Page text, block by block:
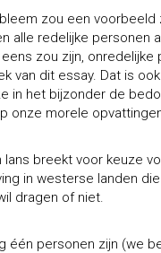
zou een voorbeeld
alle redelijke personen
zou zijn, onredelijke
van dit essay. Dat is
in het bijzonder de
onze morele
breekt voor keuze
in westerse landen
dragen of niet.
personen zijn (we